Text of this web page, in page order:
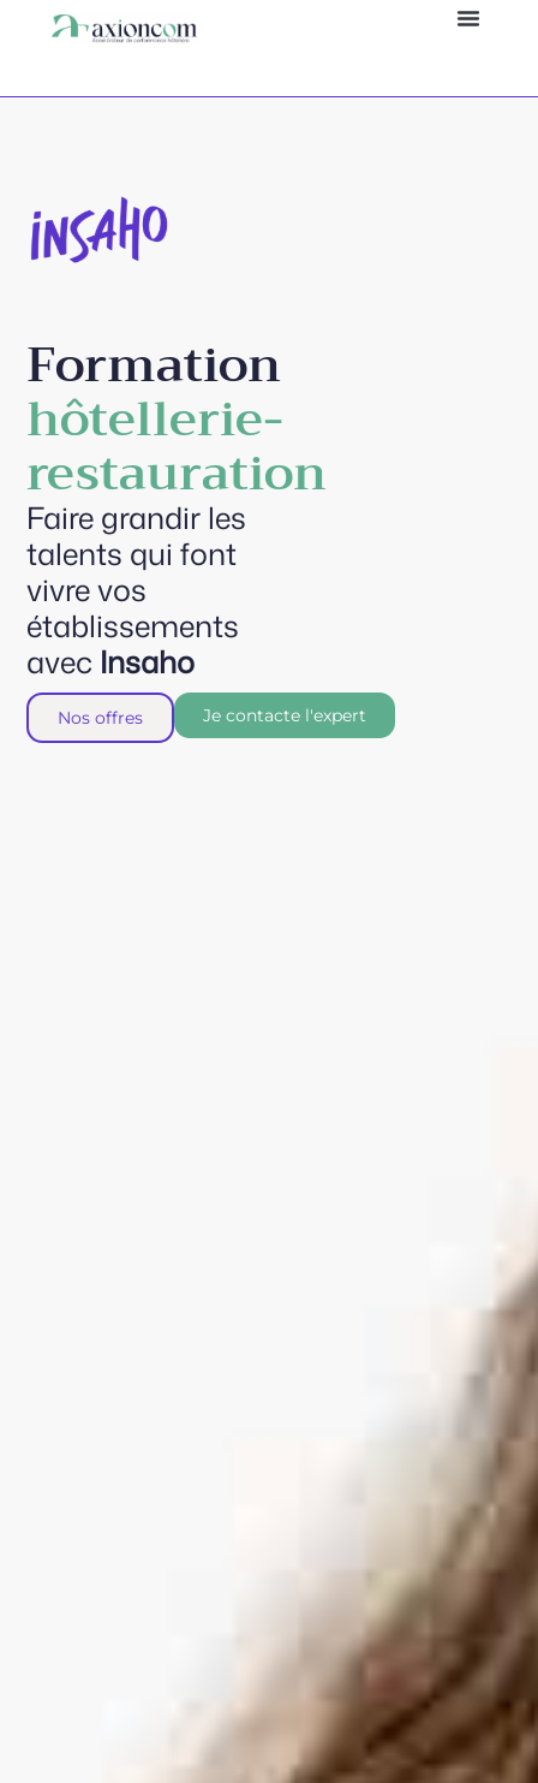
Panneau de gestion des cookies
Formation
hôtellerie-
restauration
Faire grandir les
talents qui font
vivre vos
établissements
avec Insaho
Nos offres Je contacte l'expert